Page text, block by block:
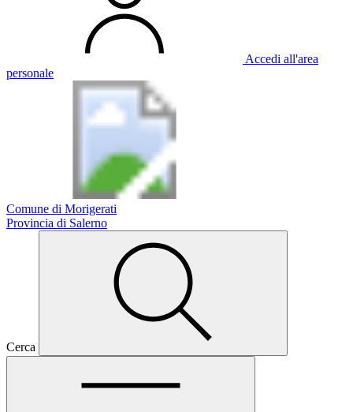
Accedi all'area
personale
Comune di Morigerati
Provincia di Salerno
Cerca